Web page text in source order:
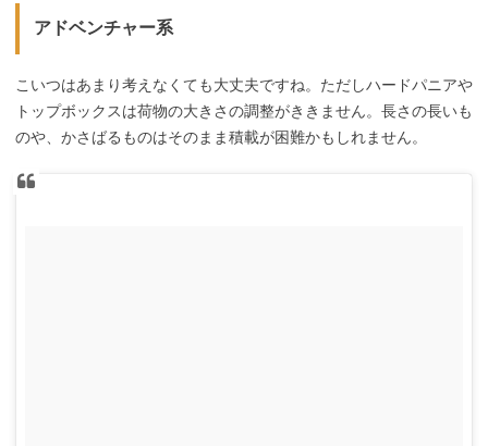
アドベンチャー系
こいつはあまり考えなくても大丈夫ですね。ただしハードパニアや
トップボックスは荷物の大きさの調整がききません。長さの長いも
のや、かさばるものはそのまま積載が困難かもしれません。